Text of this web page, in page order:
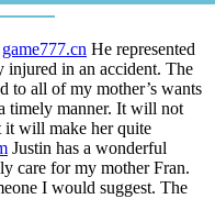
game777.cn He represented
injured in an accident. The
to all of my mother’s wants
timely manner. It will not
it will make her quite
Justin has a wonderful
care for my mother Fran.
I would suggest. The